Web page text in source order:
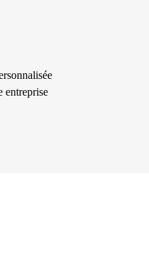
entreprise